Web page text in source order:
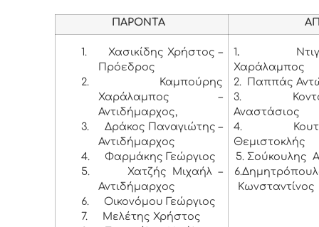
ΠΑΡΟΝΤΑ
1.
Χασικίδης Χρήστος –
Πρόεδρος
2.
Καμπούρης
Χαράλαμπος –
Αντιδήμαρχος,
3.
Δράκος Παναγιώτης –
Αντιδήμαρχος
4.
Φαρμάκης Γεώργιος
5.
Χατζής Μιχαήλ –
Αντιδήμαρχος
6.
Οικονόμου Γεώργιος
7.
Μελέτης Χρήστος
1.
Χαράλαμπος
2. Παππάς
3.
Αναστάσιος
4.
Θεμιστοκλής
5. Σούκουλης
Κωνσταντίνος